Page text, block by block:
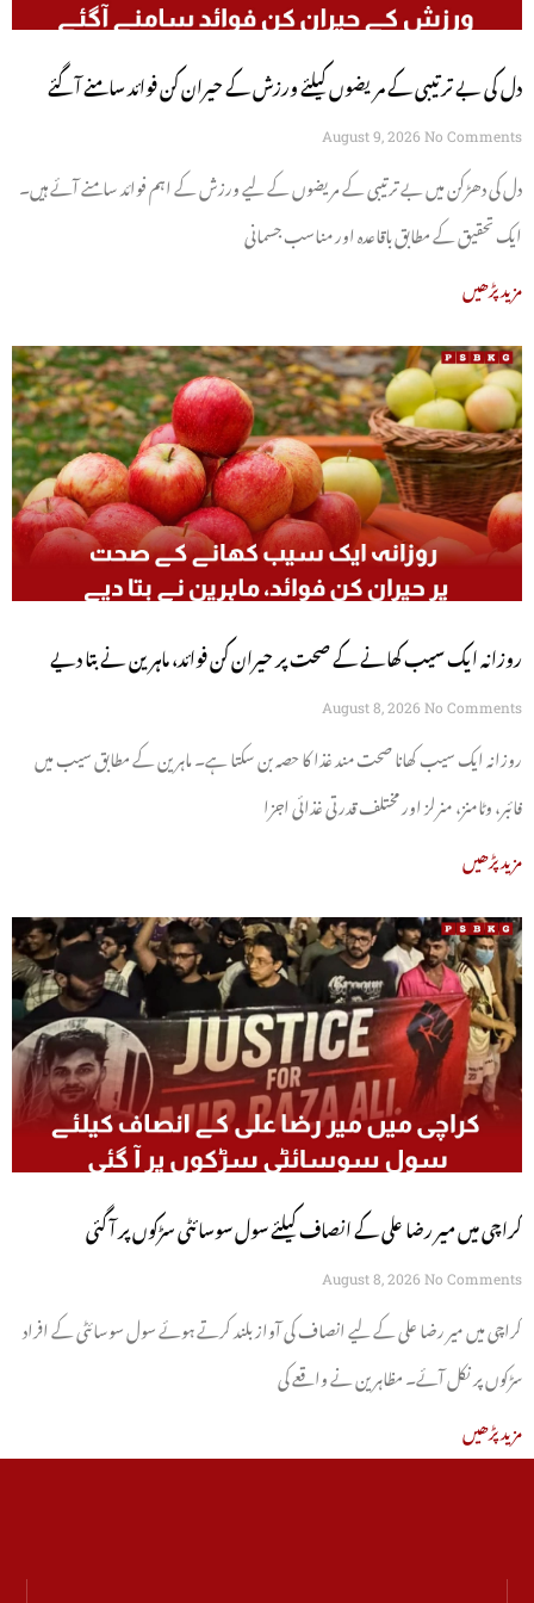
دل کی بے ترتیبی کے مریضوں کیلئے ورزش کے حیران کن فوائد سامنے آگئے
August 9, 2026 No Comments
دل کی دھڑکن میں بے ترتیبی کے مریضوں کے لیے ورزش کے اہم فوائد سامنے آئے ہیں۔
ایک تحقیق کے مطابق باقاعدہ اور مناسب جسمانی
مزید پڑھیں
روزانہ ایک سیب کھانے کے صحت پر حیران کن فوائد، ماہرین نے بتا دیے
August 8, 2026 No Comments
روزانہ ایک سیب کھانا صحت مند غذا کا حصہ بن سکتا ہے۔ ماہرین کے مطابق سیب میں
فائبر، وٹامنز، منرلز اور مختلف قدرتی غذائی اجزا
مزید پڑھیں
کراچی میں میر رضا علی کے انصاف کیلئے سول سوسائٹی سڑکوں پر آ گئی
August 8, 2026 No Comments
کراچی میں میر رضا علی کے لیے انصاف کی آواز بلند کرتے ہوئے سول سوسائٹی کے افراد
سڑکوں پر نکل آئے۔ مظاہرین نے واقعے کی
مزید پڑھیں